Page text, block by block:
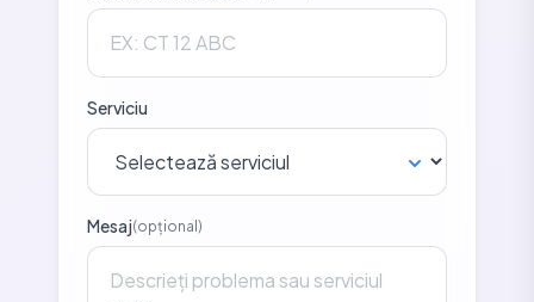
Serviciu
Mesaj(opțional)